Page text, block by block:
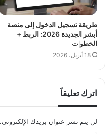
طريقة تسجيل الدخول إلى منصة
أبشر الجديدة 2026: الربط +
الخطوات
18 أبريل، 2026
اترك تعليقاً
لن يتم نشر عنوان بريدك الإلكتروني.